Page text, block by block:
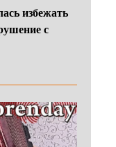
избежать
с